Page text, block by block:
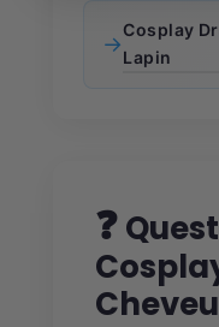
→
Cosplay
Lapin
❓